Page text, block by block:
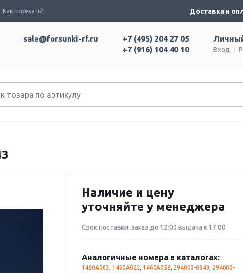
Как проехать? Доставка и
Вход
+7 (495) 204 27 05
+7 (916) 104 40 10
sale@forsunki-rf.ru
Наличие и цену
уточняйте у менеджера
Срок поставки: заказ до 12:00 выдача к 17:00
Аналогичные номера в каталогах:
1460A003, 1460A022, 1460A058, 294000-0340, 294000-